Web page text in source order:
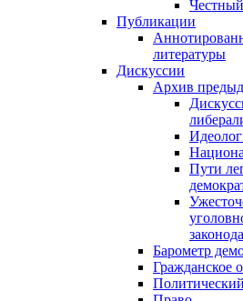
Публикации
литературы
Дискуссии
Архив
Пути
Барометр
Гражданское